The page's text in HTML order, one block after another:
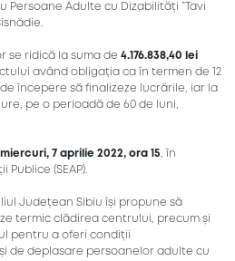
Persoane Adulte cu Dizabilități ”Tavi
se ridică la suma de 4.176.838,40 lei
având obligația ca în termen de 12
începere să finalizeze lucrările, iar la
pe o perioadă de 60 de luni,
7 aprilie 2022, ora 15 , în
(SEAP).
Județean Sibiu își propune să
termic clădirea centrului, precum și
pentru a oferi condiții
de deplasare persoanelor adulte cu